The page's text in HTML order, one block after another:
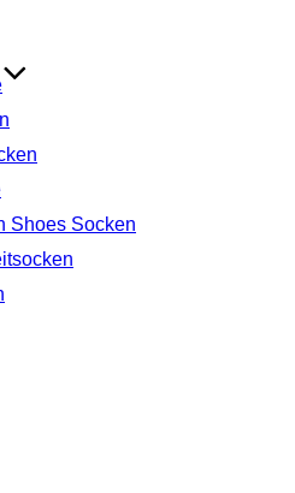
Shoes Socken